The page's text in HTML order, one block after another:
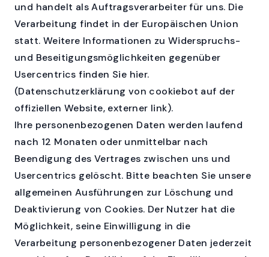
und handelt als Auftragsverarbeiter für uns. Die
Verarbeitung findet in der Europäischen Union
statt. Weitere Informationen zu Widerspruchs-
und Beseitigungsmöglichkeiten gegenüber
Usercentrics finden Sie hier.
(Datenschutzerklärung von cookiebot auf der
offiziellen Website, externer link).
Ihre personenbezogenen Daten werden laufend
nach 12 Monaten oder unmittelbar nach
Beendigung des Vertrages zwischen uns und
Usercentrics gelöscht. Bitte beachten Sie unsere
allgemeinen Ausführungen zur Löschung und
Deaktivierung von Cookies. Der Nutzer hat die
Möglichkeit, seine Einwilligung in die
Verarbeitung personenbezogener Daten jederzeit